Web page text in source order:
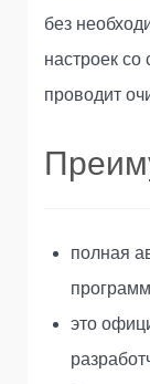
без
настроек со
проводит
полная
это